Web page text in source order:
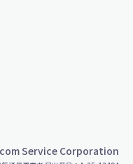
Service Corporation